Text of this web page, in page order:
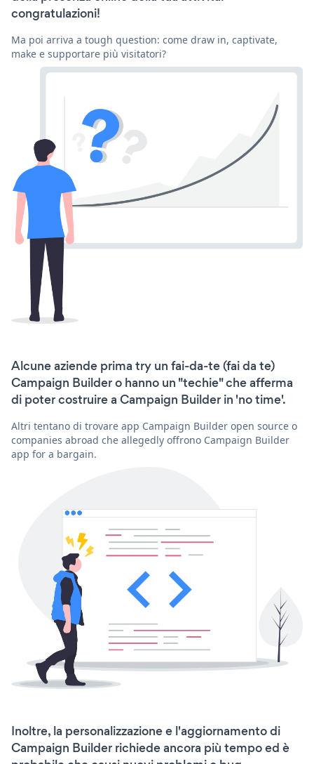
congratulazioni!
Ma poi arriva a tough question: come draw in, captivate,
make e supportare più visitatori?
Alcune aziende prima try un fai-da-te (fai da te)
Campaign Builder o hanno un "techie" che afferma
di poter costruire a Campaign Builder in 'no time'.
Altri tentano di trovare app Campaign Builder open source o
companies abroad che allegedly offrono Campaign Builder
app for a bargain.
Inoltre, la personalizzazione e l'aggiornamento di
Campaign Builder richiede ancora più tempo ed è